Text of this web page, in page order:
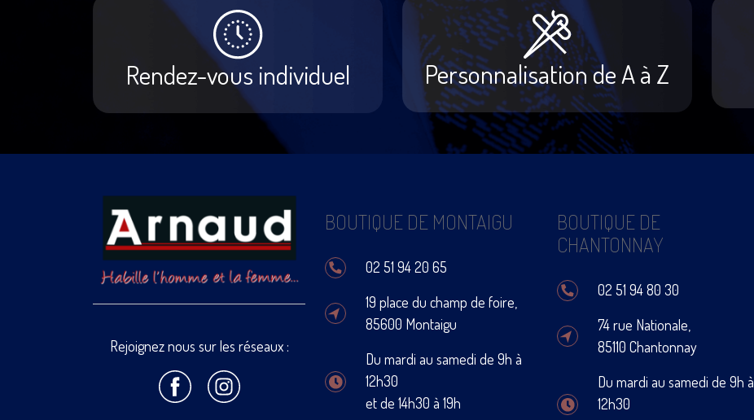
Rendez-vous individuel Personnalisation de A à Z
Rejoignez nous sur les réseaux :
BOUTIQUE DE MONTAIGU
02 51 94 20 65
19 place du champ de foire,
85600 Montaigu
Du mardi au samedi de 9h à
12h30
et de 14h30 à 19h
BOUTIQUE DE
CHANTONNAY
02 51 94 80 30
74 rue Nationale,
85110 Chantonnay
Du mardi au samedi de 9h à
12h30